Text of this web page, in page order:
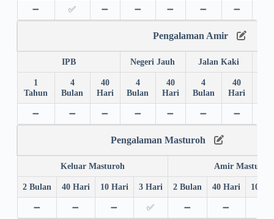
➖ ✅ ➖ ➖ ➖ ➖ ➖
Pengalaman Amir
IPB Negeri Jauh Jalan Kaki
1
Tahun
4
Bulan
40
Hari
4
Bulan
40
Hari
4
Bulan
40
Hari
➖ ➖ ➖ ➖ ➖ ➖ ➖
Pengalaman Masturoh
Keluar Masturoh Amir Masturoh
2 Bulan 40 Hari 10 Hari 3 Hari 2 Bulan 40 Hari 10
➖ ➖ ➖ ✅ ➖ ➖